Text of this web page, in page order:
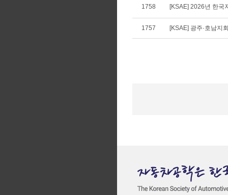
1758 [KSAE] 2026년 한국
1757 [KSAE] 광주·호남지